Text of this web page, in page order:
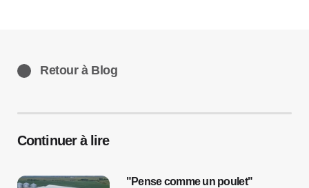
Retour à Blog
Continuer à lire
"Pense comme un poulet"